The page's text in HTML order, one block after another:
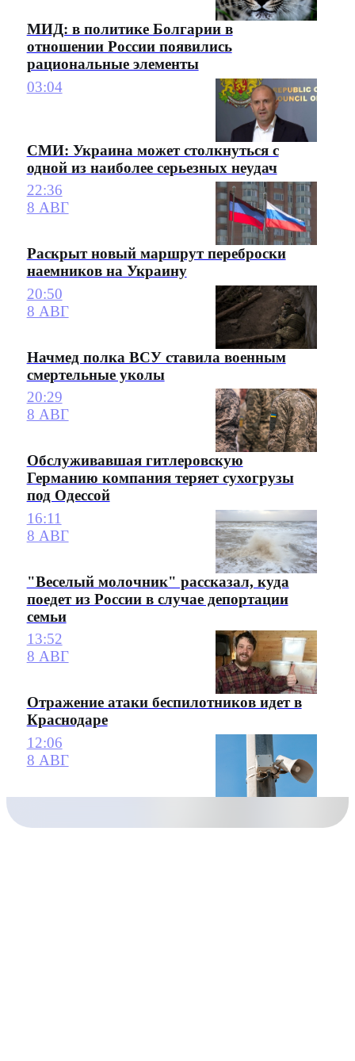
МИД: в политике Болгарии в
отношении России появились
рациональные элементы
03:04
СМИ: Украина может столкнуться с
одной из наиболее серьезных неудач
22:36
8 АВГ
Раскрыт новый маршрут переброски
наемников на Украину
20:50
8 АВГ
Начмед полка ВСУ ставила военным
смертельные уколы
20:29
8 АВГ
Обслуживавшая гитлеровскую
Германию компания теряет сухогрузы
под Одессой
16:11
8 АВГ
"Веселый молочник" рассказал, куда
поедет из России в случае депортации
семьи
13:52
8 АВГ
Отражение атаки беспилотников идет в
Краснодаре
12:06
8 АВГ